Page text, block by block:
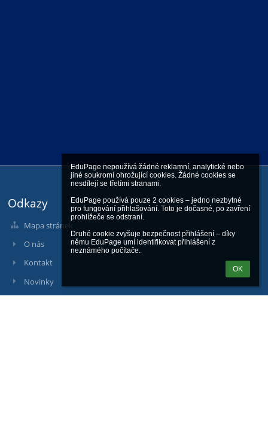
EduPage nepoužívá žádné reklamní, analytické nebo
jiné soukromí ohrožující cookies. Žádné cookies se
nesdílejí se třetími stranami.
EduPage používá pouze 2 cookies – jedno nezbytné
pro fungování přihlašování. Toto je dočasné, po zavření
prohlížeče se odstraní.
Druhé cookie zvyšuje bezpečnost přihlášení – díky
němu EduPage umí identifikovat přihlášení z
neznámého počítače.
OK
Odkazy
Mapa stránek
O nás
Kontakt
Novinky